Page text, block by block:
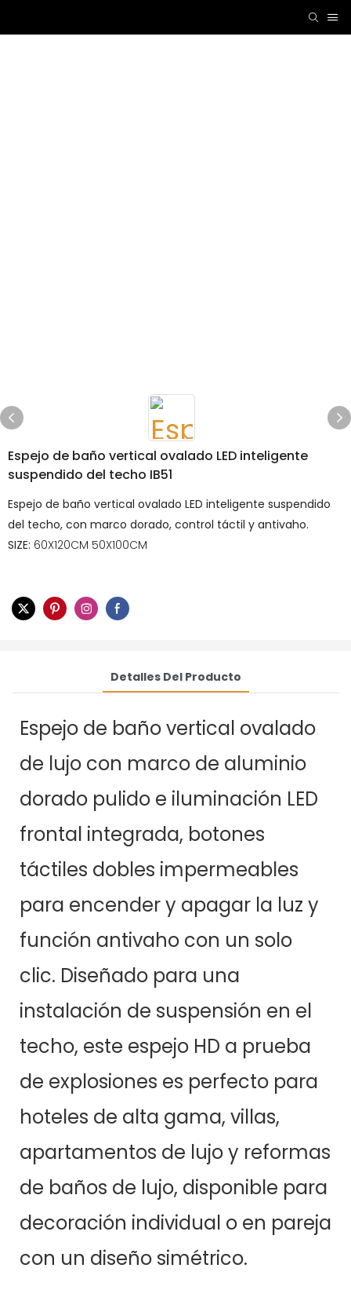
Espejo de baño vertical ovalado LED inteligente
suspendido del techo IB51
Espejo de baño vertical ovalado LED inteligente suspendido
del techo, con marco dorado, control táctil y antivaho.
SIZE: 60X120CM 50X100CM
Detalles Del Producto
Espejo de baño vertical ovalado
de lujo con marco de aluminio
dorado pulido e iluminación LED
frontal integrada, botones
táctiles dobles impermeables
para encender y apagar la luz y
función antivaho con un solo
clic. Diseñado para una
instalación de suspensión en el
techo, este espejo HD a prueba
de explosiones es perfecto para
hoteles de alta gama, villas,
apartamentos de lujo y reformas
de baños de lujo, disponible para
decoración individual o en pareja
con un diseño simétrico.